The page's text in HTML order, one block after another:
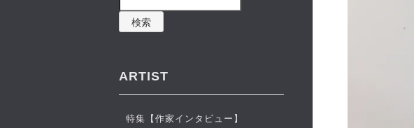
検索
ARTIST
特集【作家インタビュー】